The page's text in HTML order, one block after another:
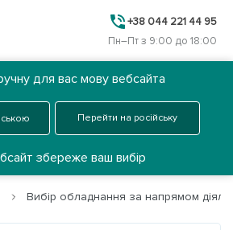
+38 044 221 44 95
Пн–Пт з 9:00 до 18:00
Вибір обладнання за напрямом
для вас мову вебсайта
Перейти на російську
збереже ваш вибір